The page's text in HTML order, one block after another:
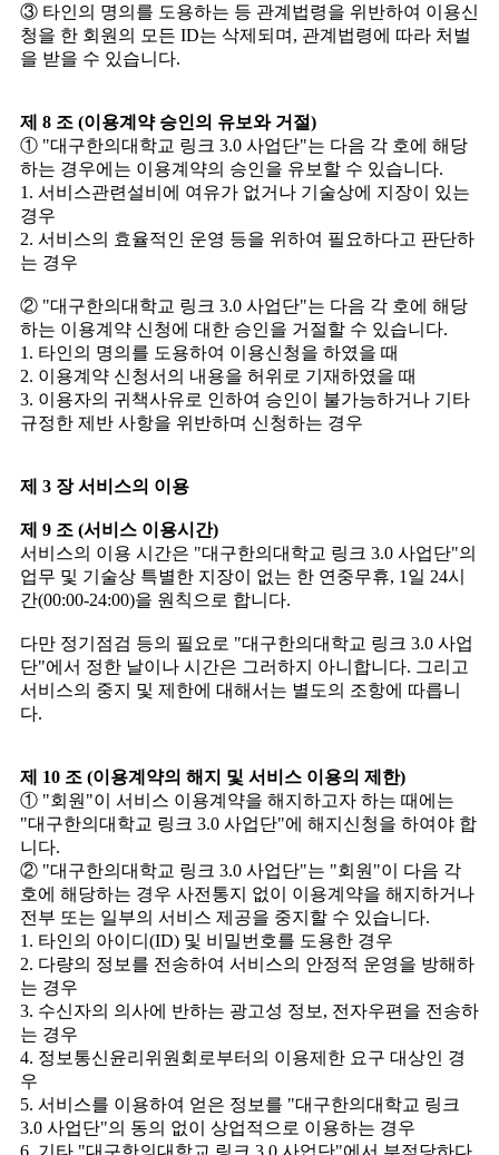
③ 타인의 명의를 도용하는 등 관계법령을 위반하여 이용신
청을 한 회원의 모든 ID는 삭제되며, 관계법령에 따라 처벌
을 받을 수 있습니다.
제 8 조 (이용계약 승인의 유보와 거절)
① "대구한의대학교 링크 3.0 사업단"는 다음 각 호에 해당
하는 경우에는 이용계약의 승인을 유보할 수 있습니다.
1. 서비스관련설비에 여유가 없거나 기술상에 지장이 있는
경우
2. 서비스의 효율적인 운영 등을 위하여 필요하다고 판단하
는 경우
② "대구한의대학교 링크 3.0 사업단"는 다음 각 호에 해당
하는 이용계약 신청에 대한 승인을 거절할 수 있습니다.
1. 타인의 명의를 도용하여 이용신청을 하였을 때
2. 이용계약 신청서의 내용을 허위로 기재하였을 때
3. 이용자의 귀책사유로 인하여 승인이 불가능하거나 기타
규정한 제반 사항을 위반하며 신청하는 경우
제 3 장 서비스의 이용
제 9 조 (서비스 이용시간)
서비스의 이용 시간은 "대구한의대학교 링크 3.0 사업단"의
업무 및 기술상 특별한 지장이 없는 한 연중무휴, 1일 24시
간(00:00-24:00)을 원칙으로 합니다.
다만 정기점검 등의 필요로 "대구한의대학교 링크 3.0 사업
단"에서 정한 날이나 시간은 그러하지 아니합니다. 그리고
서비스의 중지 및 제한에 대해서는 별도의 조항에 따릅니
다.
제 10 조 (이용계약의 해지 및 서비스 이용의 제한)
① "회원"이 서비스 이용계약을 해지하고자 하는 때에는
"대구한의대학교 링크 3.0 사업단"에 해지신청을 하여야 합
니다.
② "대구한의대학교 링크 3.0 사업단"는 "회원"이 다음 각
호에 해당하는 경우 사전통지 없이 이용계약을 해지하거나
전부 또는 일부의 서비스 제공을 중지할 수 있습니다.
1. 타인의 아이디(ID) 및 비밀번호를 도용한 경우
2. 다량의 정보를 전송하여 서비스의 안정적 운영을 방해하
는 경우
3. 수신자의 의사에 반하는 광고성 정보, 전자우편을 전송하
는 경우
4. 정보통신윤리위원회로부터의 이용제한 요구 대상인 경
우
5. 서비스를 이용하여 얻은 정보를 "대구한의대학교 링크
3.0 사업단"의 동의 없이 상업적으로 이용하는 경우